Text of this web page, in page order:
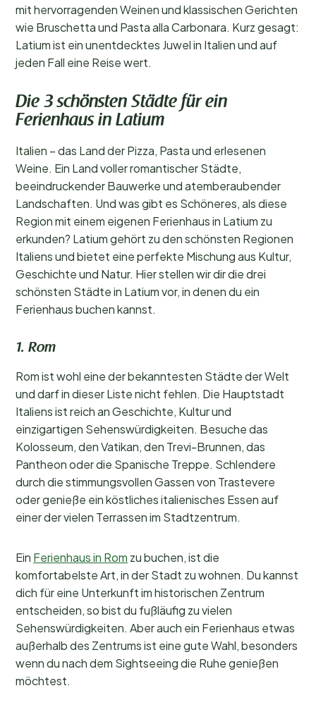
mit hervorragenden Weinen und klassischen Gerichten
wie Bruschetta und Pasta alla Carbonara. Kurz gesagt:
Latium ist ein unentdecktes Juwel in Italien und auf
jeden Fall eine Reise wert.
Die 3 schönsten Städte für ein
Ferienhaus in Latium
Italien – das Land der Pizza, Pasta und erlesenen
Weine. Ein Land voller romantischer Städte,
beeindruckender Bauwerke und atemberaubender
Landschaften. Und was gibt es Schöneres, als diese
Region mit einem eigenen Ferienhaus in Latium zu
erkunden? Latium gehört zu den schönsten Regionen
Italiens und bietet eine perfekte Mischung aus Kultur,
Geschichte und Natur. Hier stellen wir dir die drei
schönsten Städte in Latium vor, in denen du ein
Ferienhaus buchen kannst.
1. Rom
Rom ist wohl eine der bekanntesten Städte der Welt
und darf in dieser Liste nicht fehlen. Die Hauptstadt
Italiens ist reich an Geschichte, Kultur und
einzigartigen Sehenswürdigkeiten. Besuche das
Kolosseum, den Vatikan, den Trevi-Brunnen, das
Pantheon oder die Spanische Treppe. Schlendere
durch die stimmungsvollen Gassen von Trastevere
oder genieße ein köstliches italienisches Essen auf
einer der vielen Terrassen im Stadtzentrum.
Ein Ferienhaus in Rom zu buchen, ist die
komfortabelste Art, in der Stadt zu wohnen. Du kannst
dich für eine Unterkunft im historischen Zentrum
entscheiden, so bist du fußläufig zu vielen
Sehenswürdigkeiten. Aber auch ein Ferienhaus etwas
außerhalb des Zentrums ist eine gute Wahl, besonders
wenn du nach dem Sightseeing die Ruhe genießen
möchtest.